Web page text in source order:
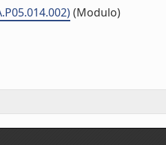
(Modulo)